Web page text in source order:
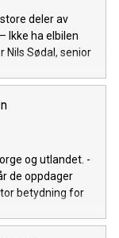
deler av
Ikke ha elbilen
Nils Sødal, senior
og utlandet. -
de oppdager
betydning for